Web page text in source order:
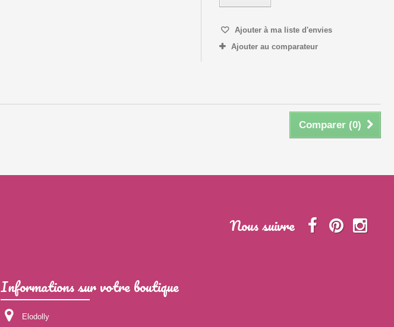
Ajouter à ma liste d'envies
Ajouter au comparateur
Comparer (0)
Nous suivre
Informations sur votre boutique
Elodolly